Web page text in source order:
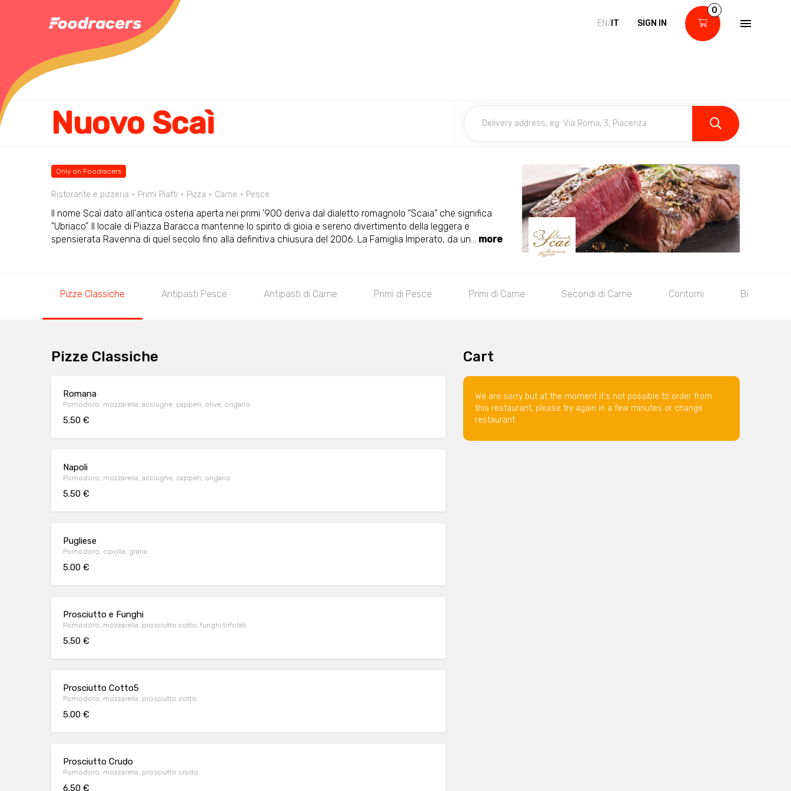
EN/ IT SIGN IN
0
Nuovo Scaì
Only on Foodracers
Ristorante e pizzeria Primi Piatti Pizza Carne Pesce
Il nome Scaì dato all'antica osteria aperta nei primi '900 deriva dal dialetto romagnolo "Scaia" che significa
"Ubriaco". Il locale di Piazza Baracca mantenne lo spirito di gioia e sereno divertimento della leggera e
spensierata Ravenna di quel secolo fino alla definitiva chiusura del 2006. La Famiglia Imperato, da un... more
Pizze Classiche Antipasti Pesce Antipasti di Carne Primi di Pesce Primi di Carne Secondi di Carne Contorni Bibite
Pizze Classiche
Romana
Pomodoro, mozzarella, acciughe, capperi, olive, origano
5.50 €
Napoli
Pomodoro, mozzarella, acciughe, capperi, origano
5.50 €
Pugliese
Pomodoro, cipolla, grana
5.00 €
Prosciutto e Funghi
Pomodoro, mozzarella, prosciutto cotto, funghi trifolati
5.50 €
Prosciutto Cotto5
Pomodoro, mozzarella, prosciutto cotto
5.00 €
Prosciutto Crudo
Pomodoro, mozzarella, prosciutto crudo
6.50 €
Cart
We are sorry but at the moment it's not possible to order from
this restaurant, please try again in a few minutes or change
restaurant.